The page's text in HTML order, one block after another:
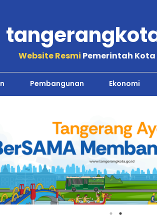
Website Resmi Pemerintah
Pembangunan Ekonomi